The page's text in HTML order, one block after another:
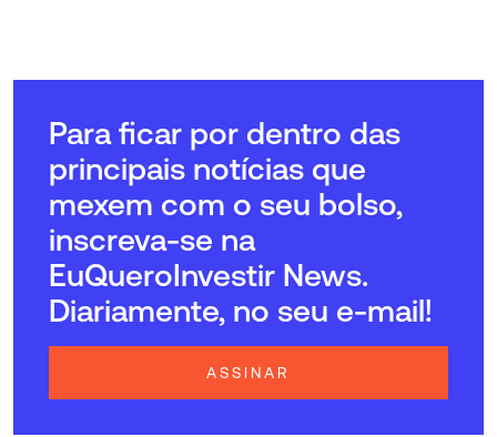
Para ficar por dentro das
principais notícias que
mexem com o seu bolso,
inscreva-se na
EuQueroInvestir News.
Diariamente, no seu e-mail!
ASSINAR